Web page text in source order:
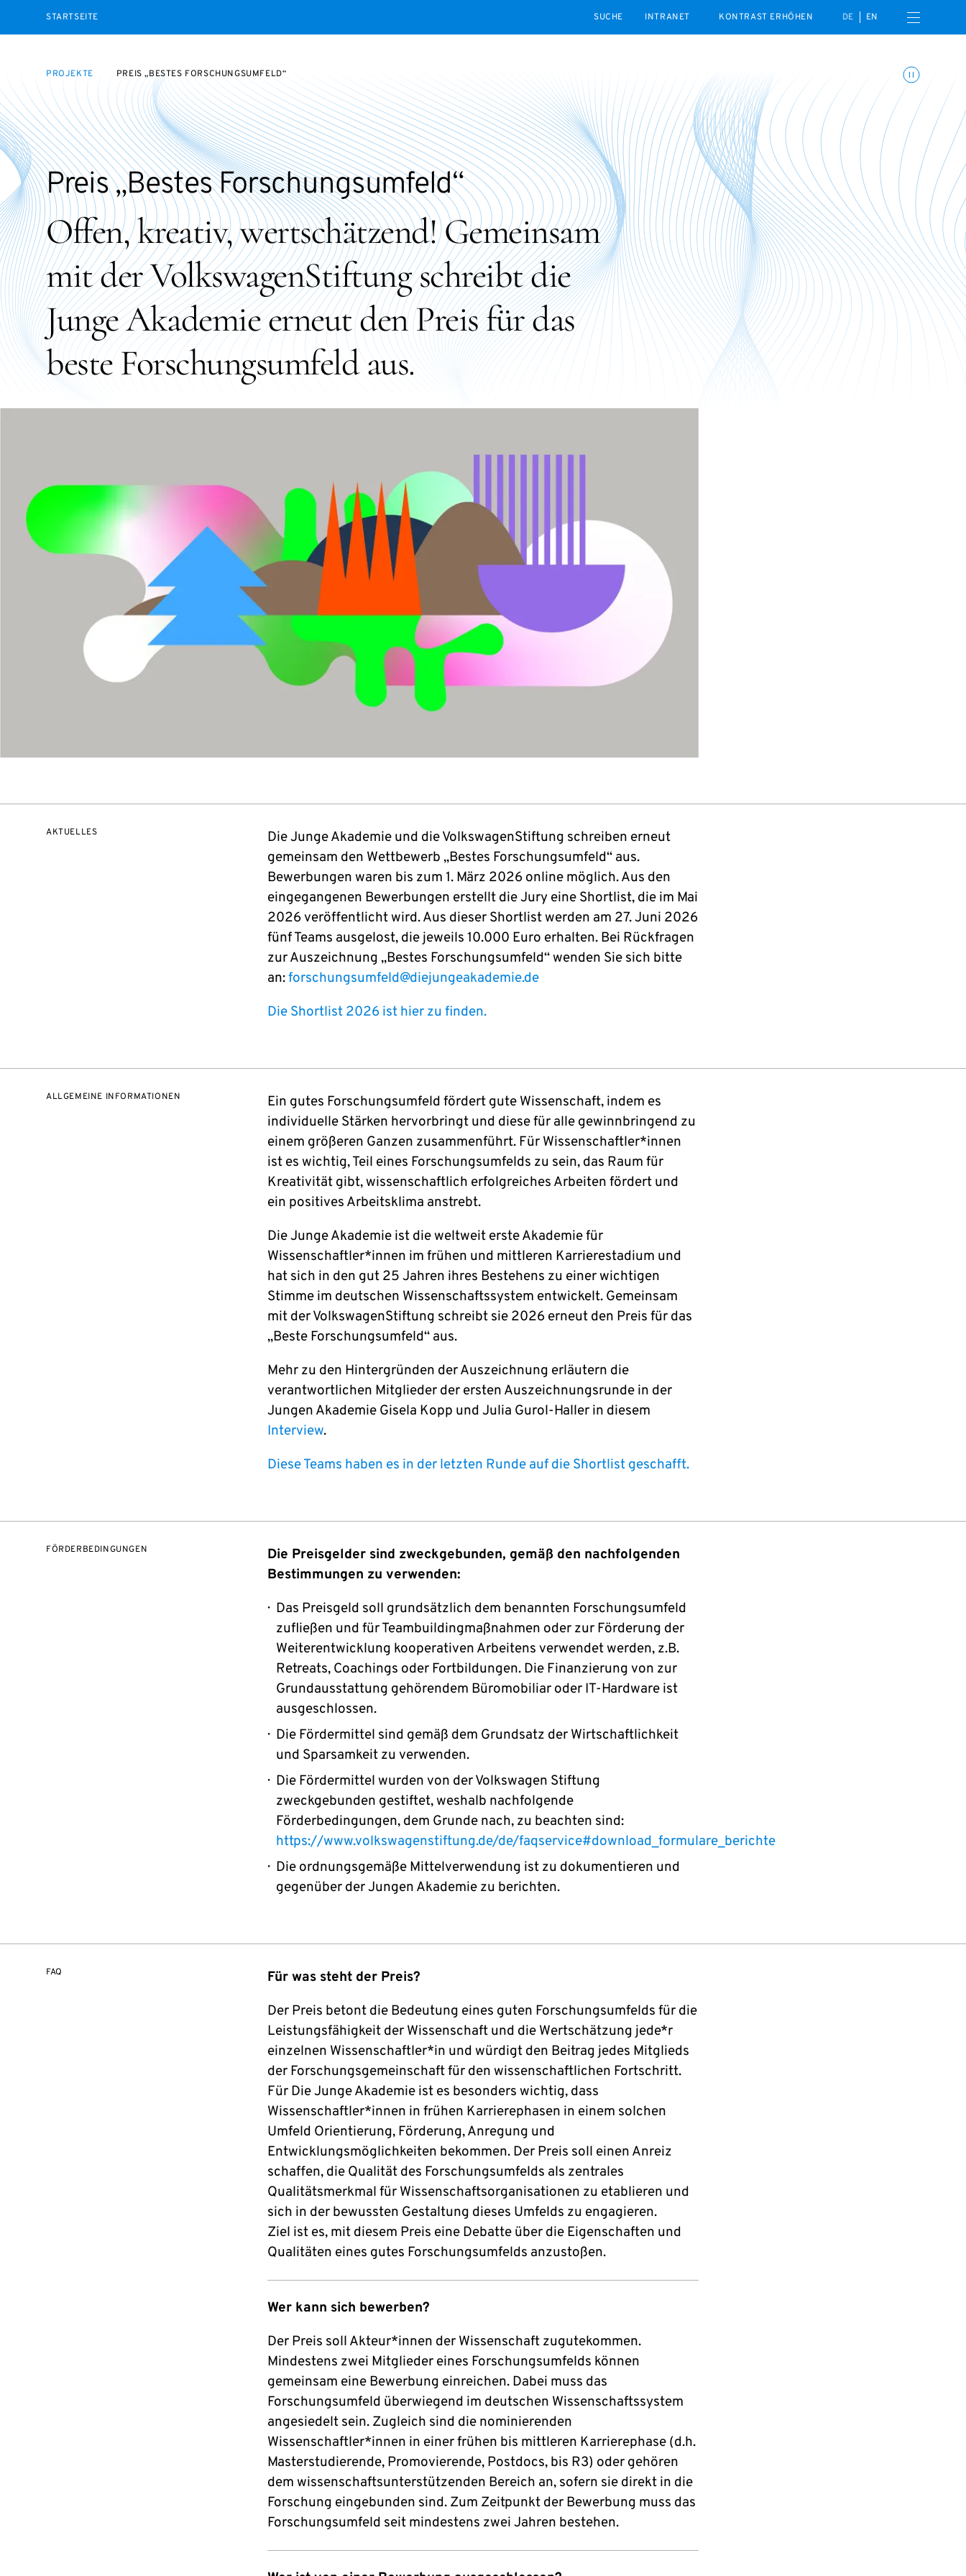
STARTSEITE
INTRANET
KONTRAST ERHÖHEN DE EN Menü öffnen
Animationen umschalten
PROJEKTE PREIS „BESTES FORSCHUNGSUMFELD“
Preis „Bestes Forschungsumfeld“
Offen, kreativ, wertschätzend! Gemeinsam
mit der VolkswagenStiftung schreibt die
Junge Akademie erneut den Preis für das
beste Forschungsumfeld aus.
AKTUELLES
Die Junge Akademie und die VolkswagenStiftung schreiben erneut
gemeinsam den Wettbewerb „Bestes Forschungsumfeld“ aus.
Bewerbungen waren bis zum 1. März 2026 online möglich. Aus den
eingegangenen Bewerbungen erstellt die Jury eine Shortlist, die im Mai
2026 veröffentlicht wird. Aus dieser Shortlist werden am 27. Juni 2026
fünf Teams ausgelost, die jeweils 10.000 Euro erhalten. Bei Rückfragen
zur Auszeichnung „Bestes Forschungsumfeld“ wenden Sie sich bitte
an:forschungsumfeld@diejungeakademie.de
Die Shortlist 2026 ist hier zu finden.
ALLGEMEINE INFORMATIONEN
Ein gutes Forschungsumfeld fördert gute Wissenschaft, indem es
individuelle Stärken hervorbringt und diese für alle gewinnbringend zu
einem größeren Ganzen zusammenführt. Für Wissenschaftler*innen
ist es wichtig, Teil eines Forschungsumfelds zu sein, das Raum für
Kreativität gibt, wissenschaftlich erfolgreiches Arbeiten fördert und
ein positives Arbeitsklima anstrebt.
Die Junge Akademie ist die weltweit erste Akademie für
Wissenschaftler*innen im frühen und mittleren Karrierestadium und
hat sich in den gut 25 Jahren ihres Bestehens zu einer wichtigen
Stimme im deutschen Wissenschaftssystem entwickelt. Gemeinsam
mit der VolkswagenStiftung schreibt sie 2026 erneut den Preis für das
„Beste Forschungsumfeld“ aus.
Mehr zu den Hintergründen der Auszeichnung erläutern die
verantwortlichen Mitglieder der ersten Auszeichnungsrunde in der
Jungen Akademie Gisela Kopp und Julia Gurol-Haller in diesem
Interview.
Diese Teams haben es in der letzten Runde auf die Shortlist geschafft.
FÖRDERBEDINGUNGEN
Die Preisgelder sind zweckgebunden, gemäß den nachfolgenden
Bestimmungen zu verwenden:
Das Preisgeld soll grundsätzlich dem benannten Forschungsumfeld
zufließen und für Teambuildingmaßnahmen oder zur Förderung der
Weiterentwicklung kooperativen Arbeitens verwendet werden, z.B.
Retreats, Coachings oder Fortbildungen. Die Finanzierung von zur
Grundausstattung gehörendem Büromobiliar oder IT-Hardware ist
ausgeschlossen.
Die Fördermittel sind gemäß dem Grundsatz der Wirtschaftlichkeit
und Sparsamkeit zu verwenden.
Die Fördermittel wurden von der Volkswagen Stiftung
zweckgebunden gestiftet, weshalb nachfolgende
Förderbedingungen, dem Grunde nach, zu beachten sind:
https://www.volkswagenstiftung.de/de/faqservice#download_formulare_berichte
Die ordnungsgemäße Mittelverwendung ist zu dokumentieren und
gegenüber der Jungen Akademie zu berichten.
FAQ
Für was steht der Preis?
Der Preis betont die Bedeutung eines guten Forschungsumfelds für die
Leistungsfähigkeit der Wissenschaft und die Wertschätzung jede*r
einzelnen Wissenschaftler*in und würdigt den Beitrag jedes Mitglieds
der Forschungsgemeinschaft für den wissenschaftlichen Fortschritt.
Für Die Junge Akademie ist es besonders wichtig, dass
Wissenschaftler*innen in frühen Karrierephasen in einem solchen
Umfeld Orientierung, Förderung, Anregung und
Entwicklungsmöglichkeiten bekommen. Der Preis soll einen Anreiz
schaffen, die Qualität des Forschungsumfelds als zentrales
Qualitätsmerkmal für Wissenschaftsorganisationen zu etablieren und
sich in der bewussten Gestaltung dieses Umfelds zu engagieren.
Ziel ist es, mit diesem Preis eine Debatte über die Eigenschaften und
Qualitäten eines gutes Forschungsumfelds anzustoßen.
Wer kann sich bewerben?
Der Preis soll Akteur*innen der Wissenschaft zugutekommen.
Mindestens zwei Mitglieder eines Forschungsumfelds können
gemeinsam eine Bewerbung einreichen. Dabei muss das
Forschungsumfeld überwiegend im deutschen Wissenschaftssystem
angesiedelt sein. Zugleich sind die nominierenden
Wissenschaftler*innen in einer frühen bis mittleren Karrierephase (d.h.
Masterstudierende, Promovierende, Postdocs, bis R3) oder gehören
dem wissenschaftsunterstützenden Bereich an, sofern sie direkt in die
Forschung eingebunden sind. Zum Zeitpunkt der Bewerbung muss das
Forschungsumfeld seit mindestens zwei Jahren bestehen.